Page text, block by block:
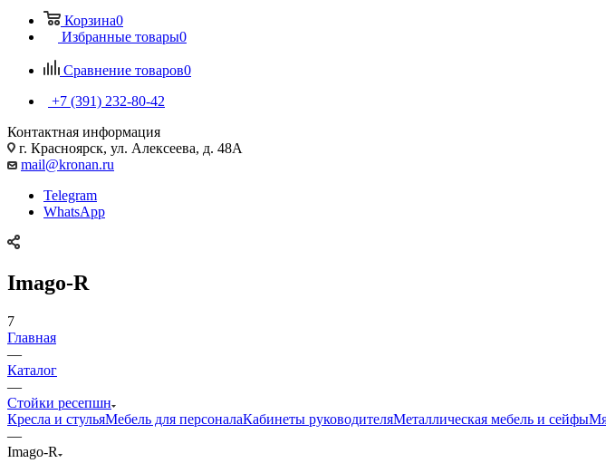
Корзина0
Избранные товары0
Сравнение товаров0
+7 (391) 232-80-42
Контактная информация
г. Красноярск, ул. Алексеева, д. 48А
mail@kronan.ru
Telegram
WhatsApp
Imago-R
7
Главная
—
Каталог
—
Стойки ресепшн
Кресла и стульяМебель для персоналаКабинеты руководителяМеталлическая мебель и сейфы
—
Imago-R